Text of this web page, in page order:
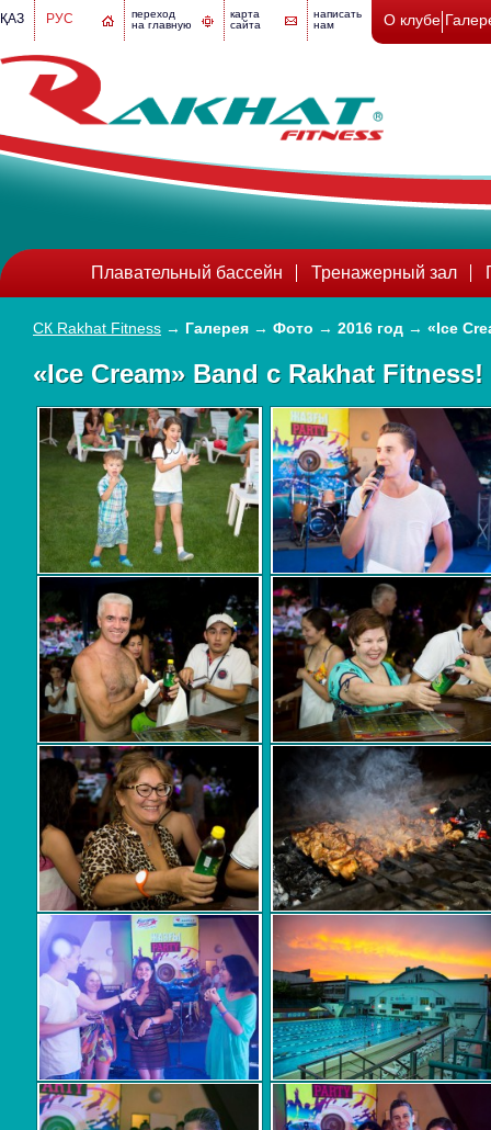
переход
на главную
карта
сайта
написать
нам
ҚАЗ РУС О клубе
Плавательный бассейн Тренажерный зал
СК Rakhat Fitness → Галерея → Фото → 2016 год → «Ice
«Ice Cream» Band c Rakhat Fitness!